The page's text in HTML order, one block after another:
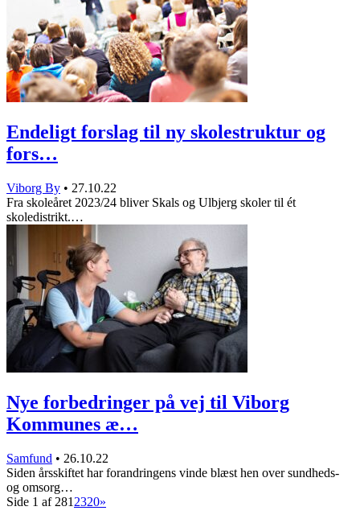
Endeligt forslag til ny skolestruktur og
fors…
Viborg By • 27.10.22
Fra skoleåret 2023/24 bliver Skals og Ulbjerg skoler til ét
skoledistrikt.…
Nye forbedringer på vej til Viborg
Kommunes æ…
Samfund • 26.10.22
Siden årsskiftet har forandringens vinde blæst hen over sundheds-
og omsorg…
Side 1 af 281 2320»